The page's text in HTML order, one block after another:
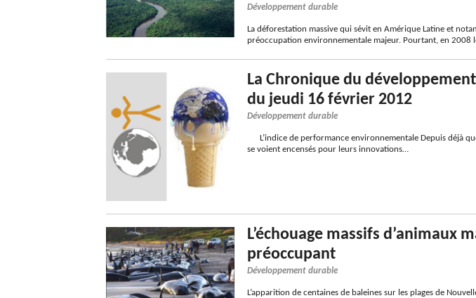
Développement durable
La déforestation massive qui sévit en Amérique Latine et
préoccupation environnementale majeur. Pourtant, en 2008
La Chronique du
du jeudi 16 février 2012
Développement durable
L’indice de performance environnementale Depuis déjà
se voient encensés pour leurs innovations…
L’échouage massifs d’animaux
préoccupant
Développement durable
L’apparition de centaines de baleines sur les plages de